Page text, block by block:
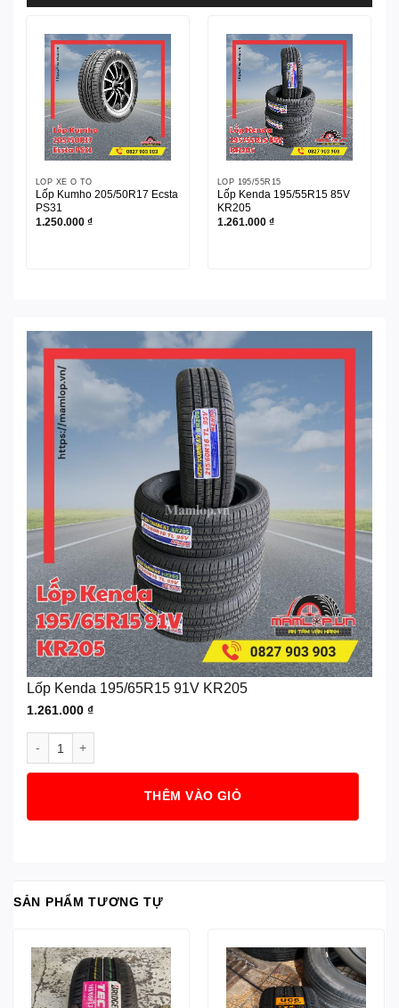
LỐP XE Ô TÔ
Lốp Kumho 205/50R17 Ecsta
PS31
1.250.000 ₫
LỐP 195/55R15
Lốp Kenda 195/55R15 85V
KR205
1.261.000 ₫
Lốp Kenda 195/65R15 91V KR205
1.261.000 ₫
THÊM VÀO GIỎ
SẢN PHẨM TƯƠNG TỰ